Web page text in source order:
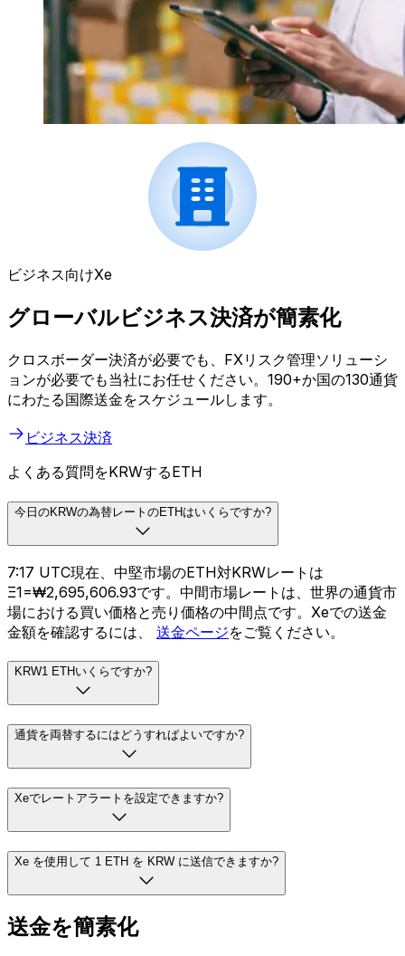
ビジネス向けXe
グローバルビジネス決済が簡素化
クロスボーダー決済が必要でも、FXリスク管理ソリューシ
ョンが必要でも当社にお任せください。190+か国の130通貨
にわたる国際送金をスケジュールします。
ビジネス決済
よくある質問をKRWするETH
今日のKRWの為替レートのETHはいくらですか?
7:17 UTC現在、中堅市場のETH対KRWレートは
Ξ1=₩2,695,606.93です。中間市場レートは、世界の通貨市
場における買い価格と売り価格の中間点です。Xeでの送金
金額を確認するには、 送金ページをご覧ください。
KRW1 ETHいくらですか?
通貨を両替するにはどうすればよいですか?
Xeでレートアラートを設定できますか?
Xe を使用して 1 ETH を KRW に送信できますか?
送金を簡素化